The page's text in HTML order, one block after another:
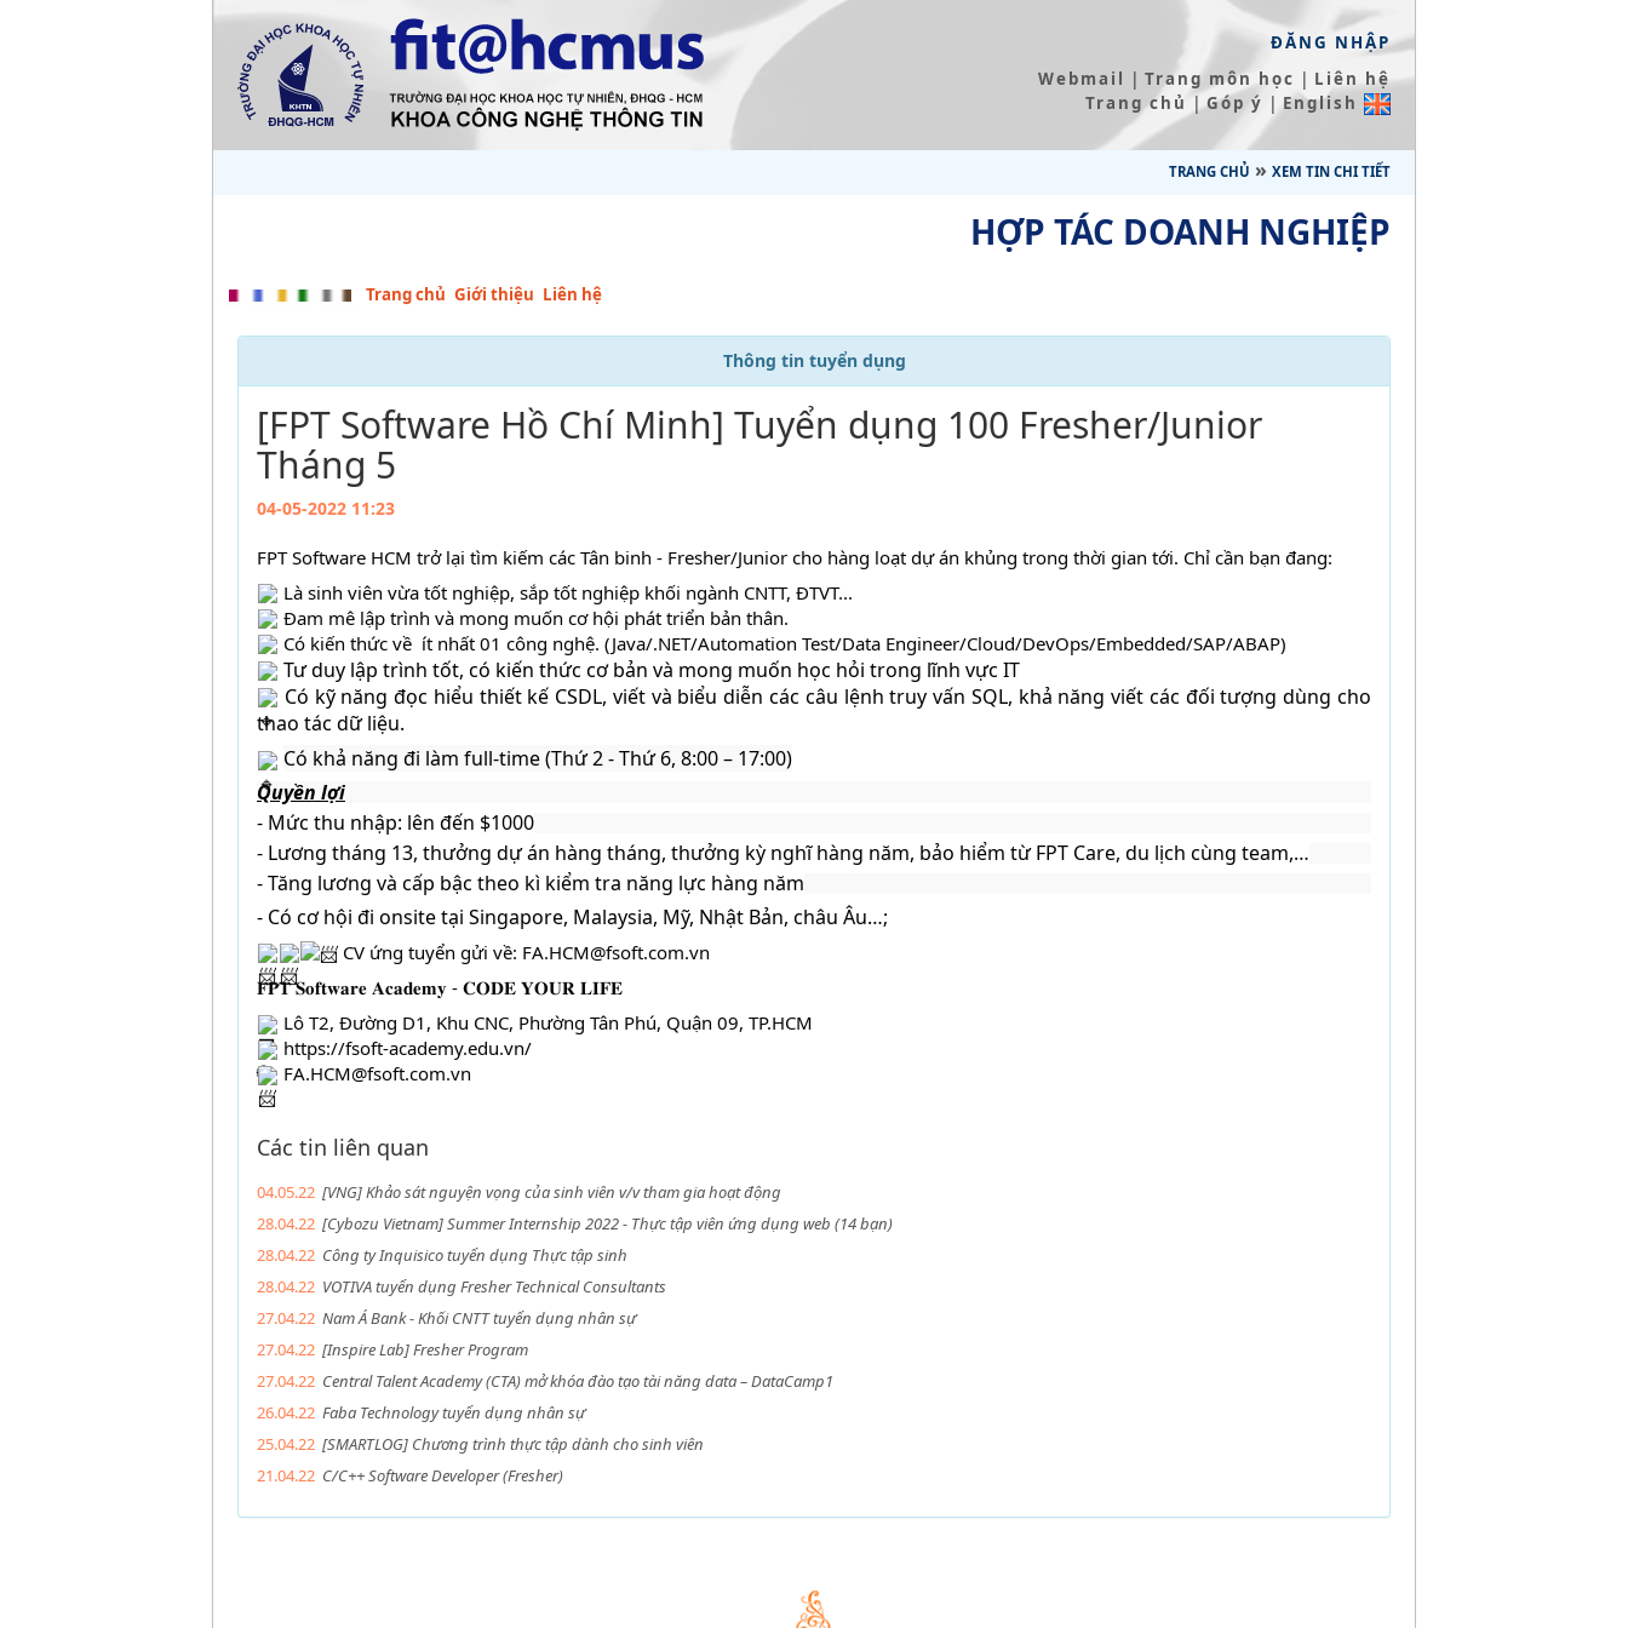
ĐĂNG NHẬP
Webmail | Trang môn học | Liên hệ
Trang chủ |Góp ý | English
TRANG CHỦ » XEM TIN CHI TIẾT
HỢP TÁC DOANH NGHIỆP
Trang chủ Giới thiệu Liên hệ
Thông tin tuyển dụng
[FPT Software Hồ Chí Minh] Tuyển dụng 100 Fresher/Junior
Tháng 5
04-05-2022 11:23
FPT Software HCM trở lại tìm kiếm các Tân binh - Fresher/Junior cho hàng loạt dự án khủng trong thời gian tới. Chỉ cần bạn đang:
Là sinh viên vừa tốt nghiệp, sắp tốt nghiệp khối ngành CNTT, ĐTVT...
Đam mê lập trình và mong muốn cơ hội phát triển bản thân.
Có kiến thức về  ít nhất 01 công nghệ. (Java/.NET/Automation Test/Data Engineer/Cloud/DevOps/Embedded/SAP/ABAP)
Tư duy lập trình tốt, có kiến thức cơ bản và mong muốn học hỏi trong lĩnh vực IT
Có kỹ năng đọc hiểu thiết kế CSDL, viết và biểu diễn các câu lệnh truy vấn SQL, khả năng viết các đối tượng dùng cho
thao tác dữ liệu.
Có khả năng đi làm full-time (Thứ 2 - Thứ 6, 8:00 – 17:00)
Quyền lợi
- Mức thu nhập: lên đến $1000
- Lương tháng 13, thưởng dự án hàng tháng, thưởng kỳ nghĩ hàng năm, bảo hiểm từ FPT Care, du lịch cùng team,…
- Tăng lương và cấp bậc theo kì kiểm tra năng lực hàng năm
- Có cơ hội đi onsite tại Singapore, Malaysia, Mỹ, Nhật Bản, châu Âu…;
CV ứng tuyển gửi về: FA.HCM@fsoft.com.vn
𝐅𝐏𝐓 𝐒𝐨𝐟𝐭𝐰𝐚𝐫𝐞 𝐀𝐜𝐚𝐝𝐞𝐦𝐲 - 𝐂𝐎𝐃𝐄 𝐘𝐎𝐔𝐑 𝐋𝐈𝐅𝐄
Lô T2, Đường D1, Khu CNC, Phường Tân Phú, Quận 09, TP.HCM
https://fsoft-academy.edu.vn/
FA.HCM@fsoft.com.vn
Các tin liên quan
04.05.22 [VNG] Khảo sát nguyện vọng của sinh viên v/v tham gia hoạt động
28.04.22 [Cybozu Vietnam] Summer Internship 2022 - Thực tập viên ứng dụng web (14 bạn)
28.04.22 Công ty Inquisico tuyển dụng Thực tập sinh
28.04.22 VOTIVA tuyển dụng Fresher Technical Consultants
27.04.22 Nam Á Bank - Khối CNTT tuyển dụng nhân sự
27.04.22 [Inspire Lab] Fresher Program
27.04.22 Central Talent Academy (CTA) mở khóa đào tạo tài năng data – DataCamp1
26.04.22 Faba Technology tuyển dụng nhân sự
25.04.22 [SMARTLOG] Chương trình thực tập dành cho sinh viên
21.04.22 C/C++ Software Developer (Fresher)